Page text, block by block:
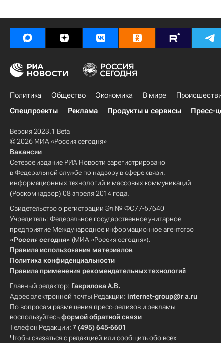
Политика Общество Экономика В мире
Спецпроекты
Реклама Продукты и сервисы Пресс-
Версия 2023.1 Beta
© 2026 МИА «Россия сегодня»
Вакансии
Сетевое издание РИА Новости зарегистрировано
в Федеральной службе по надзору в сфере связи,
информационных технологий и массовых коммуникаций
(Роскомнадзор) 08 апреля 2014 года.
Свидетельство о регистрации Эл № ФС77-57640
Учредитель: Федеральное государственное унитарное
предприятие Международное информационное агентство
«Россия сегодня» (МИА «Россия сегодня»).
Правила использования материалов
Политика конфиденциальности
Правила применения рекомендательных технологий
Главный редактор: Гаврилова А.В.
Адрес электронной почты Редакции: internet-group@ria.ru
По вопросам размещения пресс-релизов и рекламы
воспользуйтесьформой обратной связи
Телефон Редакции: 7 (495) 645-6601
Чтобы связаться с редакцией или сообщить обо всех